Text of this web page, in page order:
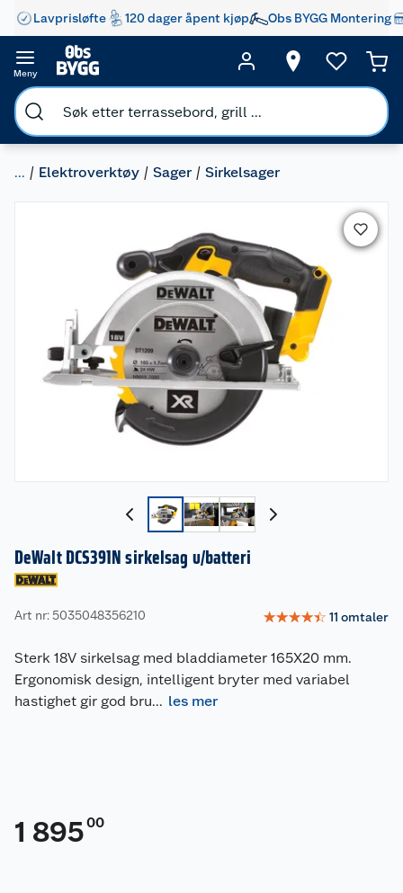
Lavprisløfte 120 dager åpent kjøp Obs BYGG Montering
Meny
... Elektroverktøy Sager Sirkelsager
DeWalt DCS391N sirkelsag u/batteri
Art nr: 5035048356210 ☆☆☆☆☆ 11 omtaler
Sterk 18V sirkelsag med bladdiameter 165X20 mm.
Ergonomisk design, intelligent bryter med variabel
hastighet gir god bru... les mer
1 89500